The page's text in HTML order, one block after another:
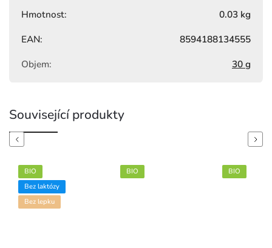
Hmotnost:
0.03 kg
EAN:
8594188134555
Objem: 30 g
Související produkty
Previous
BIO
Bez laktózy
Bez lepku
BIO BIO
Next